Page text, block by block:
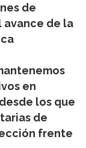
de
de la
en
los que
de
frente